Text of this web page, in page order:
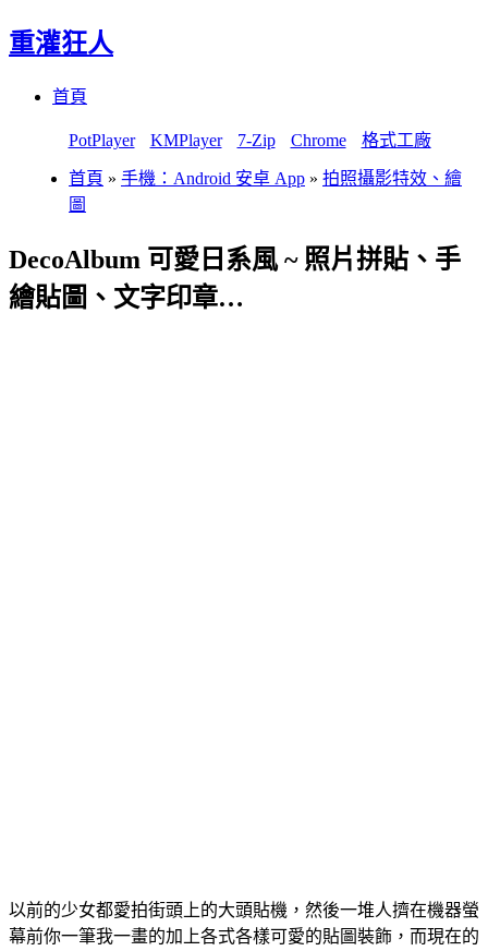
重灌狂人
首頁
PotPlayer KMPlayer 7-Zip Chrome 格式工廠
首頁 » 手機：Android 安卓 App » 拍照攝影特效、繪
圖
DecoAlbum 可愛日系風 ~ 照片拼貼、手
繪貼圖、文字印章…
以前的少女都愛拍街頭上的大頭貼機，然後一堆人擠在機器螢
幕前你一筆我一畫的加上各式各樣可愛的貼圖裝飾，而現在的